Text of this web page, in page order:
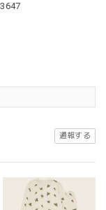
通報する